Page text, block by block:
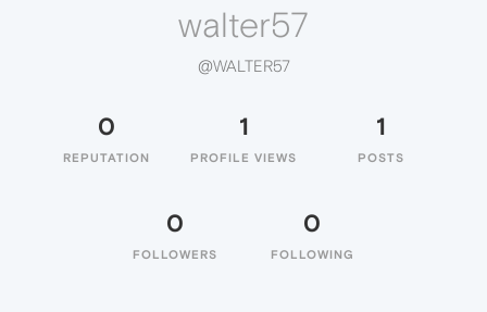
walter57
@WALTER57
0
REPUTATION
1
PROFILE VIEWS
1
POSTS
0
FOLLOWERS
0
FOLLOWING